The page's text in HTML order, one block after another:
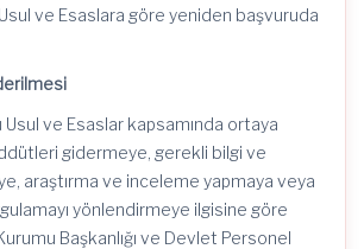
ve Esaslara göre yeniden başvuruda
Usul ve Esaslar kapsamında ortaya
gidermeye, gerekli bilgi ve
araştırma ve inceleme yapmaya veya
yönlendirmeye ilgisine göre
Başkanlığı ve Devlet Personel